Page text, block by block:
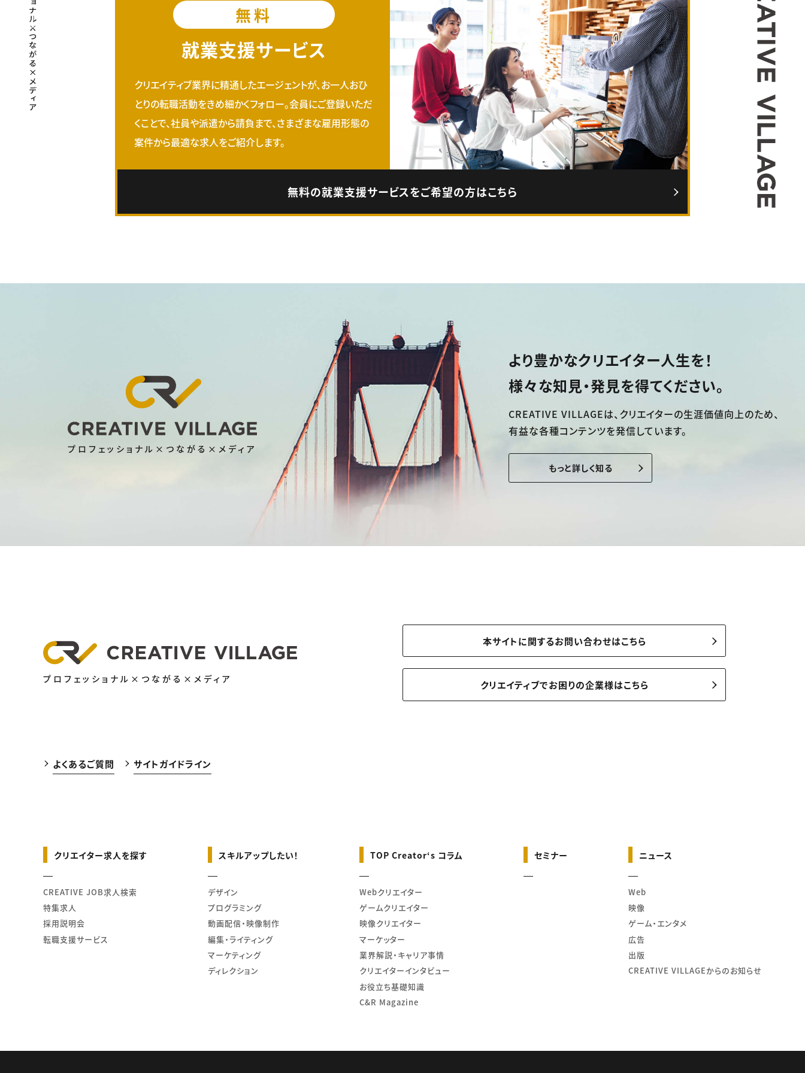
無料
就業支援サービス
クリエイティブ業界に精通したエージェントが、お一人おひ
とりの転職活動をきめ細かくフォロー。会員にご登録いただ
くことで、社員や派遣から請負まで、さまざまな雇用形態の
案件から最適な求人をご紹介します。
無料の就業支援サービスをご希望の方はこちら
プロフェッショナル×つながる×メディア
より豊かなクリエイター人生を！
様々な知見・発見を得てください。
CREATIVE VILLAGEは、 クリエイターの生涯価値向上のため、
有益な各種コンテンツを発信しています。
もっと詳しく知る
プロフェッショナル×つながる×メディア
本サイトに関するお問い合わせはこちら
クリエイティブでお困りの企業様はこちら
よくあるご質問 サイトガイドライン
クリエイター求人を探す
CREATIVE JOB求人検索
特集求人
採用説明会
転職支援サービス
スキルアップしたい！
デザイン
プログラミング
動画配信・映像制作
編集・ライティング
マーケティング
ディレクション
TOP Creator‘s コラム
Webクリエイター
ゲームクリエイター
映像クリエイター
マーケッター
業界解説・キャリア事情
クリエイターインタビュー
お役立ち基礎知識
C&R Magazine
セミナー ニュース
Web
映像
ゲーム・エンタメ
広告
出版
CREATIVE VILLAGEからのお知らせ